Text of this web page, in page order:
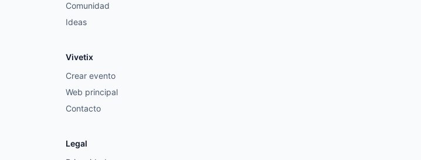
Comunidad
Ideas
Vivetix
Crear evento
Web principal
Contacto
Legal